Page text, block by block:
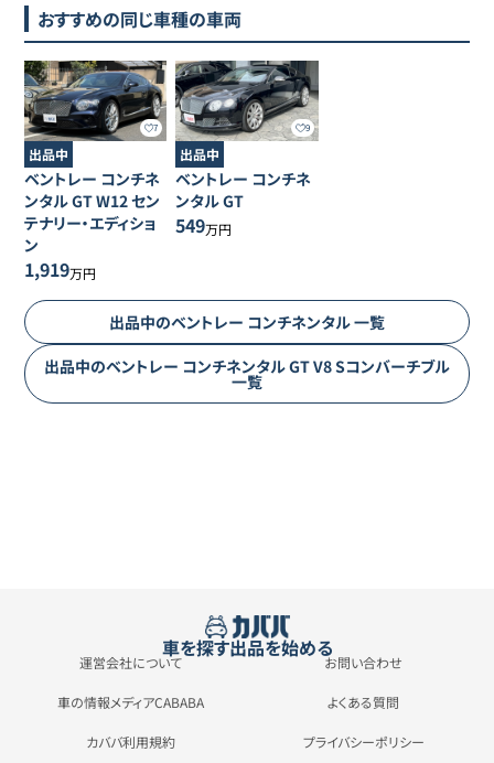
おすすめの同じ車種の車両
7
出品中
ベントレー コンチネ
ンタルGT W12 セン
テナリー・エディショ
ン
1,919万円
9
出品中
ベントレー コンチネ
ンタルGT
549万円
出品中のベントレー コンチネンタル一覧
出品中のベントレー コンチネンタルGT V8 Sコンバーチブル
一覧
車を探す出品を始める
運営会社について お問い合わせ
車の情報メディアCABABA よくある質問
カババ利用規約 プライバシーポリシー